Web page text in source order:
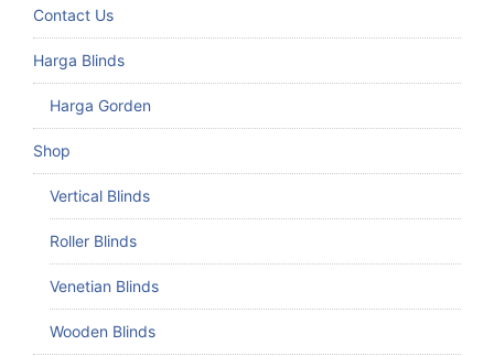
Contact Us
Harga Blinds
Harga Gorden
Shop
Vertical Blinds
Roller Blinds
Venetian Blinds
Wooden Blinds